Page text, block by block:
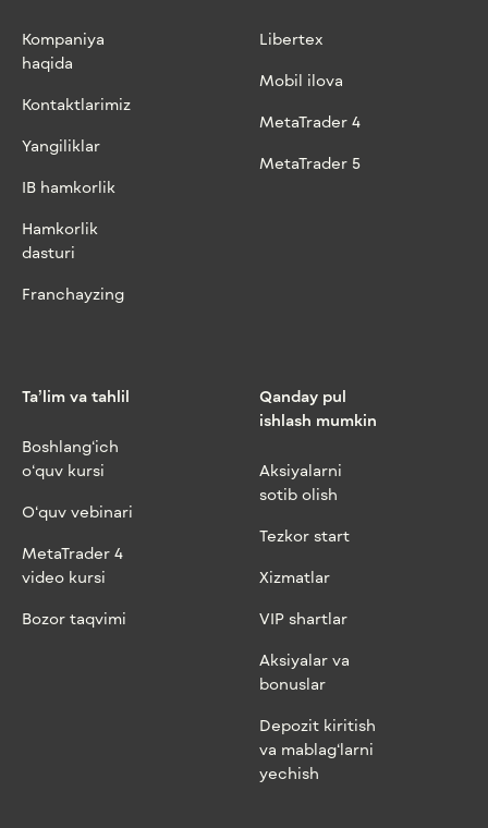
Kompaniya
haqida
Kontaktlarimiz
Yangiliklar
IB hamkorlik
Hamkorlik
dasturi
Franchayzing
Libertex
Mobil ilova
MetaTrader 4
MetaTrader 5
Ta’lim va tahlil
Boshlang‘ich
o‘quv kursi
O‘quv vebinari
MetaTrader 4
video kursi
Bozor taqvimi
Qanday pul
ishlash mumkin
Aksiyalarni
sotib olish
Tezkor start
Xizmatlar
VIP shartlar
Aksiyalar va
bonuslar
Depozit kiritish
va mablag‘larni
yechish